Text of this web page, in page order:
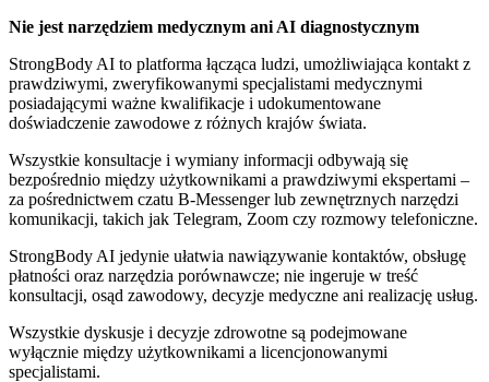
Nie jest narzędziem medycznym ani AI diagnostycznym
StrongBody AI to platforma łącząca ludzi, umożliwiająca kontakt z
prawdziwymi, zweryfikowanymi specjalistami medycznymi
posiadającymi ważne kwalifikacje i udokumentowane
doświadczenie zawodowe z różnych krajów świata.
Wszystkie konsultacje i wymiany informacji odbywają się
bezpośrednio między użytkownikami a prawdziwymi ekspertami –
za pośrednictwem czatu B-Messenger lub zewnętrznych narzędzi
komunikacji, takich jak Telegram, Zoom czy rozmowy telefoniczne.
StrongBody AI jedynie ułatwia nawiązywanie kontaktów, obsługę
płatności oraz narzędzia porównawcze; nie ingeruje w treść
konsultacji, osąd zawodowy, decyzje medyczne ani realizację usług.
Wszystkie dyskusje i decyzje zdrowotne są podejmowane
wyłącznie między użytkownikami a licencjonowanymi
specjalistami.